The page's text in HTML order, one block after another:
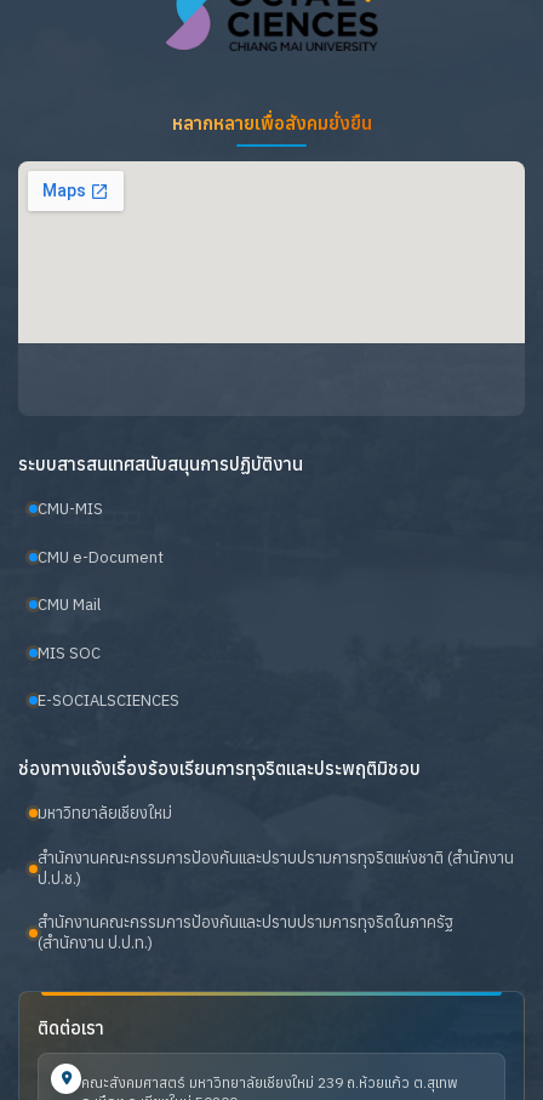
หลากหลายเพื่อสังคมยั่งยืน
ระบบสารสนเทศสนับสนุนการปฏิบัติงาน
CMU-MIS
CMU e-Document
CMU Mail
MIS SOC
E-SOCIALSCIENCES
ช่องทางแจ้งเรื่องร้องเรียนการทุจริตและประพฤติมิชอบ
มหาวิทยาลัยเชียงใหม่
สำนักงานคณะกรรมการป้องกันและปราบปรามการทุจริตแห่งชาติ (สำนักงาน
ป.ป.ช.)
สำนักงานคณะกรรมการป้องกันและปราบปรามการทุจริตในภาครัฐ
(สำนักงาน ป.ป.ท.)
ติดต่อเรา
คณะสังคมศาสตร์ มหาวิทยาลัยเชียงใหม่ 239 ถ.ห้วยแก้ว ต.สุเทพ